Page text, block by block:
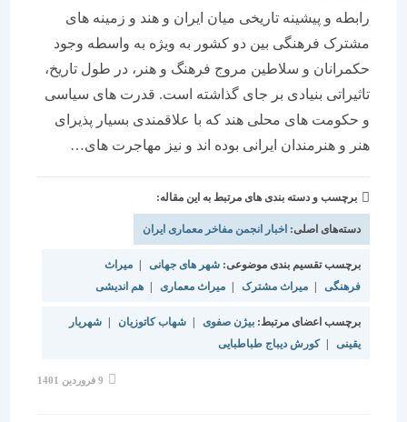
رابطه و پیشینه تاریخی میان ایران و هند و زمینه های
مشترک فرهنگی بین دو کشور به ویژه به واسطه وجود
حکمرانان و سلاطین مروج فرهنگ و هنر، در طول تاریخ،
تاثیراتی بنیادی بر جای گذاشته است. قدرت های سیاسی
و حکومت های محلی هند که با علاقمندی بسیار پذیرای
هنر و هنرمندان ایرانی بوده اند و نیز مهاجرت های…
برچسب و دسته بندی های مرتبط به این مقاله:
دسته‌های اصلی:اخبار انجمن مفاخر معماری ایران
برچسب تقسیم بندی موضوعی:شهر های جهانی | میراث
فرهنگی | میراث مشترک | میراث معماری | هم اندیشی
برچسب اعضای مرتبط: بیژن صفوی | شهاب کاتوزیان | شهریار
کورش دیباج طباطبایی